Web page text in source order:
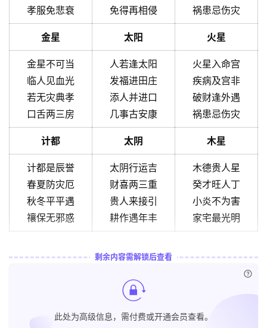
孝服免悲衰
免得再相侵
祸患忌伤灾
金星 太阳 火星
金星不可当
临人见血光
若无灾典孝
口舌两三房
人若逢太阳
发福进田庄
添人并进口
几事古安康
火星入命宫
疾病及宫非
破财逢外遇
祸患忌伤灾
计都 太阴 木星
计都是辰誉
春夏防灾厄
秋冬平平遇
禳保无邪惑
太阴行运吉
财喜两三重
贵人来接引
耕作遇年丰
木德贵人星
癸才旺人丁
小炎不为害
家宅最光明
剩余内容需解锁后查看
此处为高级信息，需付费或开通会员查看。